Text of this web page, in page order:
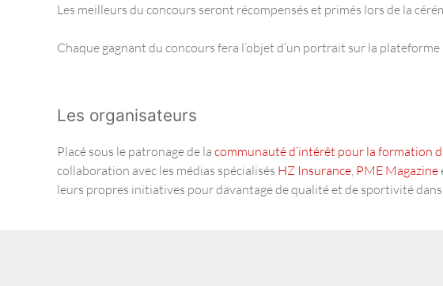
Les meilleurs du concours seront récompensés et primés lors de la
Chaque gagnant du concours fera l’objet d’un portrait sur la
Les organisateurs
Placé sous le patronage de la communauté d’intérêt pour la formation
collaboration avec les médias spécialisés HZ Insurance PME Magazine
leurs propres initiatives pour davantage de qualité et de sportivité dans